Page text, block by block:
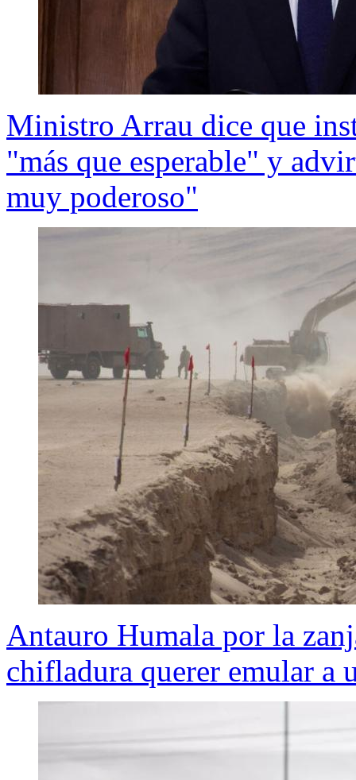
Ministro Arrau dice que
"más que esperable" y
muy poderoso"
Antauro Humala por la
chifladura querer emular a